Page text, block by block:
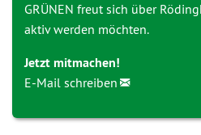
GRÜNEN freut sich über
aktiv werden möchten.
Jetzt mitmachen!
E-Mail schreiben